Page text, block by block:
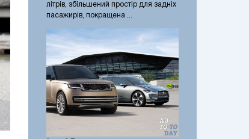
літрів, збільшений простір для задніх
пасажирів, покращена ...